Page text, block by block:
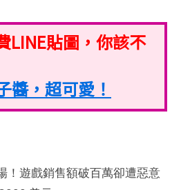
LINE貼圖，你該不
醬，超可愛！
！遊戲銷售額破百萬卻遭惡意